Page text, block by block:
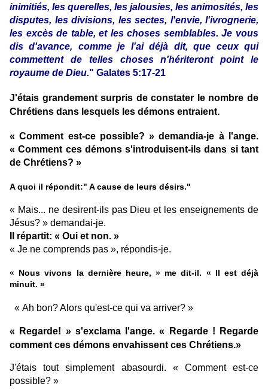
inimitiés, les querelles, les jalousies, les animosités, les
disputes, les divisions, les sectes, l'envie, l'ivrognerie,
les excès de table, et les choses semblables. Je vous
dis d'avance, comme je l'ai déjà dit, que ceux qui
commettent de telles choses n'hériteront point le
royaume de Dieu." Galates 5:17-21
J'étais grandement surpris de constater le nombre de
Chrétiens dans lesquels les démons entraient.
« Comment est-ce possible? » demandia-je à l'ange.
« Comment ces démons s'introduisent-ils dans si tant
de Chrétiens? »
A quoi il répondit:" A cause de leurs désirs."
« Mais... ne desirent-ils pas Dieu et les enseignements de
Jésus? » demandai-je.
Il répartit: « Oui et non. »
« Je ne comprends pas », répondis-je.
« Nous vivons la dernière heure, » me dit-il. « Il est déjà
minuit. »
« Ah bon? Alors qu'est-ce qui va arriver? »
« Regarde! » s'exclama l'ange. « Regarde ! Regarde
comment ces démons envahissent ces Chrétiens.»
J'étais tout simplement abasourdi. « Comment est-ce
possible? »